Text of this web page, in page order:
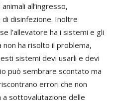
all’ingresso,
disinfezione. Inoltre
l’allevatore ha i sistemi e gli
ha risolto il problema,
sistemi devi usarli e devi
può sembrare scontato ma
errori che non
a sottovalutazione delle